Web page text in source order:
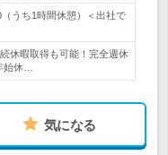
うち1時間休憩）＜出社で
休暇取得も可能！完全週休
始休…
気になる